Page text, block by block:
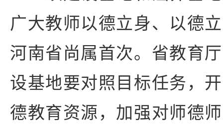
广大教师以德立身、以德
河南省尚属首次。省教育
设基地要对照目标任务，
德教育资源，加强对师德